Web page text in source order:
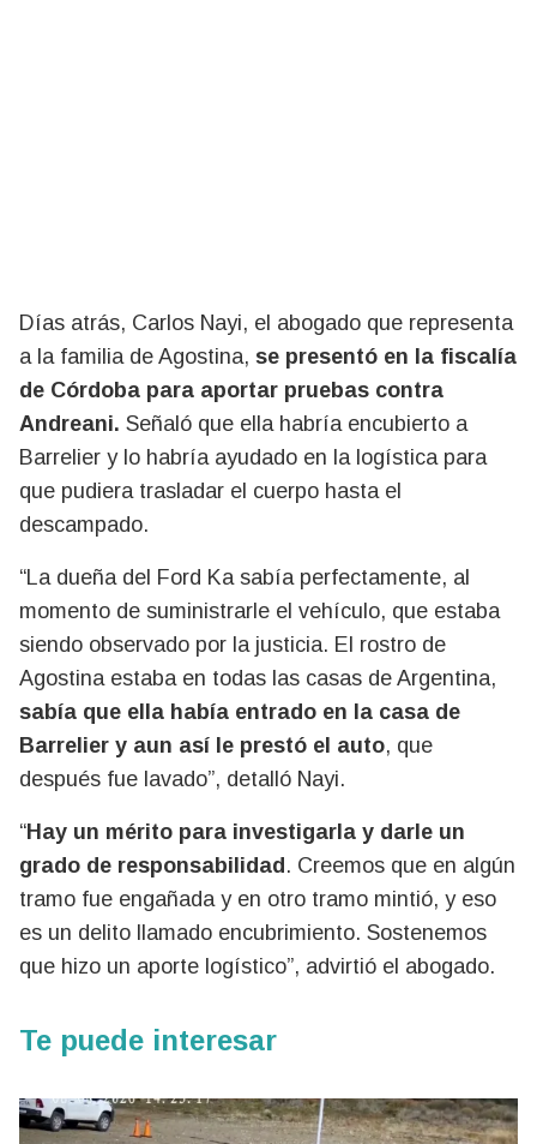
Días atrás, Carlos Nayi, el abogado que representa
a la familia de Agostina, se presentó en la fiscalía
de Córdoba para aportar pruebas contra
Andreani. Señaló que ella habría encubierto a
Barrelier y lo habría ayudado en la logística para
que pudiera trasladar el cuerpo hasta el
descampado.
“La dueña del Ford Ka sabía perfectamente, al
momento de suministrarle el vehículo, que estaba
siendo observado por la justicia. El rostro de
Agostina estaba en todas las casas de Argentina,
sabía que ella había entrado en la casa de
Barrelier y aun así le prestó el auto, que
después fue lavado”, detalló Nayi.
“Hay un mérito para investigarla y darle un
grado de responsabilidad. Creemos que en algún
tramo fue engañada y en otro tramo mintió, y eso
es un delito llamado encubrimiento. Sostenemos
que hizo un aporte logístico”, advirtió el abogado.
Te puede interesar